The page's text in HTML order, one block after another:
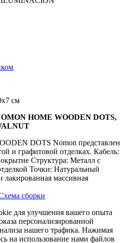
см
HOME WOODEN DOTS,
DOTS Nomon представлен
и графитовой отделках. Кабель:
Структура: Металл с
Точки: Натуральный
лакированная массивная
сборки
для улучшения вашего опыта
персонализированной
нашего трафика. Нажимая
на использование нами файлов